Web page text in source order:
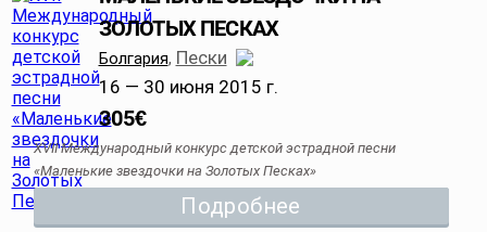
ЗОЛОТЫХ ПЕСКАХ
Болгария, Пески
16 — 30 июня 2015 г.
305€
ХVII Международный конкурс детской эстрадной песни
«Маленькие звездочки на Золотых Песках»
Подробнее